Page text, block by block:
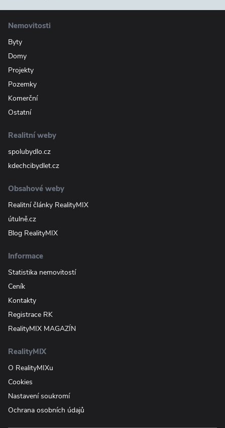
Nemovitosti
Byty
Domy
Projekty
Pozemky
Komerční
Ostatní
Realitní weby
spolubydlo.cz
kdechcibydlet.cz
Obsahové weby
Realitní články RealityMIX
útulně.cz
Blog RealityMIX
Informace
Statistika nemovitostí
Ceník
Kontakty
Registrace RK
RealityMIX MAGAZÍN
RealityMIX
O RealityMIXu
Cookies
Nastavení soukromí
Ochrana osobních údajů